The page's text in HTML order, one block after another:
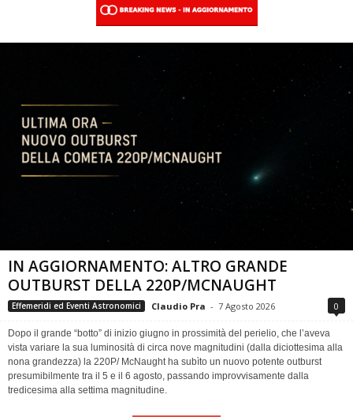
IN AGGIORNAMENTO: ALTRO GRANDE
OUTBURST DELLA 220P/MCNAUGHT
Effemeridi ed Eventi Astronomici Claudio Pra - 7 Agosto 2026 0
Dopo il grande “botto” di inizio giugno in prossimità del perielio, che l’aveva
vista variare la sua luminosità di circa nove magnitudini (dalla diciottesima alla
nona grandezza) la 220P/ McNaught ha subìto un nuovo potente outburst
presumibilmente tra il 5 e il 6 agosto, passando improvvisamente dalla
tredicesima alla settima magnitudine.